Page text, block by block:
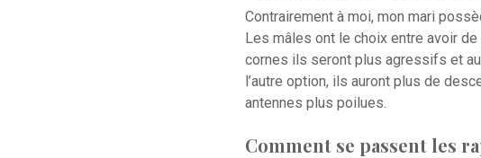
Contrairement à moi, mon mari
Les mâles ont le choix entre avoir
cornes ils seront plus agressifs et
l’autre option, ils auront plus de
antennes plus poilues.
Comment se passent les